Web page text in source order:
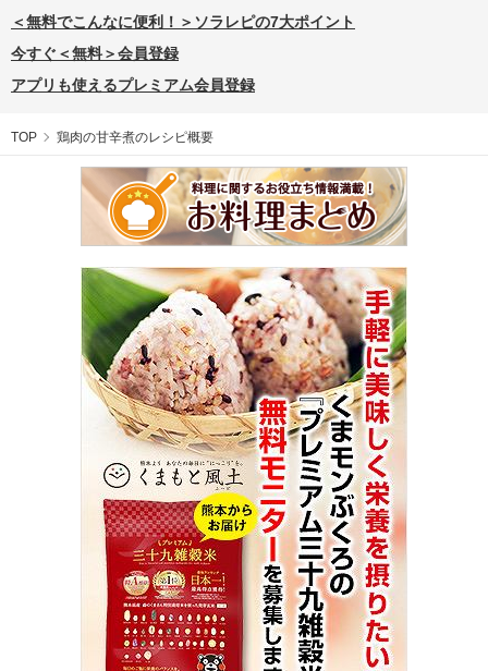
＜無料でこんなに便利！＞ソラレピの7大ポイント
今すぐ＜無料＞会員登録
アプリも使えるプレミアム会員登録
TOP 鶏肉の甘辛煮のレシピ概要